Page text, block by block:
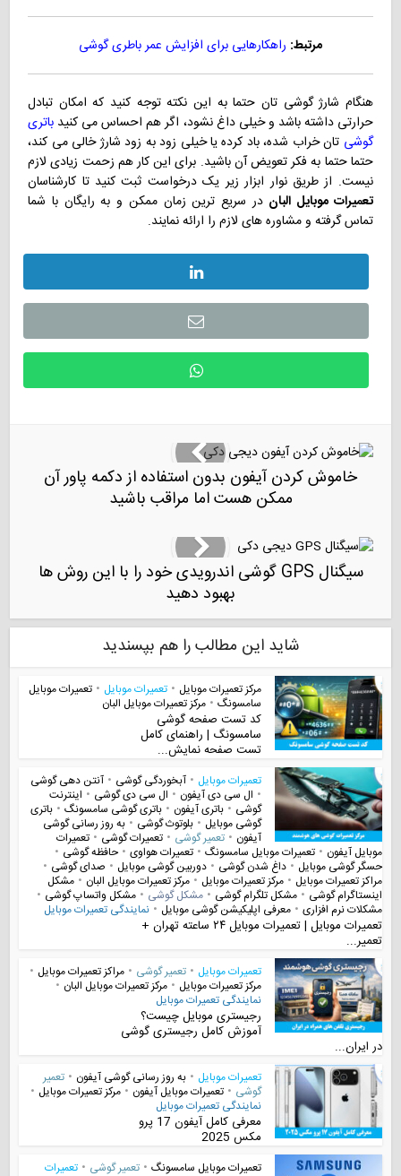
مرتبط: راهکارهایی برای افزایش عمر باطری گوشی
هنگام شارژ گوشی تان حتما به این نکته توجه کنید که امکان تبادل
حرارتی داشته باشد و خیلی داغ نشود، اگر هم احساس می کنید باتری
گوشی تان خراب شده، باد کرده یا خیلی زود به زود شارژ خالی می کند،
حتما حتما به فکر تعویض آن باشید. برای این کار هم زحمت زیادی لازم
نیست. از طریق نوار ابزار زیر یک درخواست ثبت کنید تا کارشناسان
تعمیرات موبایل البان در سریع ترین زمان ممکن و به رایگان با شما
تماس گرفته و مشاوره های لازم را ارائه نمایند.
خاموش کردن آیفون بدون استفاده از دکمه پاور آن
ممکن هست اما مراقب باشید
سیگنال GPS گوشی اندرویدی خود را با این روش ها
بهبود دهید
شاید این مطالب را هم بپسندید
مرکز تعمیرات موبایل • تعمیرات موبایل • تعمیرات موبایل
سامسونگ • مرکز تعمیرات موبایل البان
کد تست صفحه گوشی
سامسونگ | راهنمای کامل
تست صفحه نمایش...
تعمیرات موبایل • آبخوردگی گوشی • آنتن دهی گوشی
• ال سی دی آیفون • ال سی دی گوشی • اینترنت
گوشی • باتری آیفون • باتری گوشی سامسونگ • باتری
گوشی موبایل • بلوتوث گوشی • به روز رسانی گوشی
آیفون • تعمیر گوشی • تعمیرات گوشی • تعمیرات
موبایل آیفون • تعمیرات موبایل سامسونگ • تعمیرات هواوی • حافظه گوشی •
حسگر گوشی موبایل • داغ شدن گوشی • دوربین گوشی موبایل • صدای گوشی •
مراکز تعمیرات موبایل • مرکز تعمیرات موبایل • مرکز تعمیرات موبایل البان • مشکل
اینستاگرام گوشی • مشکل تلگرام گوشی • مشکل گوشی • مشکل واتساپ گوشی •
مشکلات نرم افزاری • معرفی اپلیکیشن گوشی موبایل • نمایندگی تعمیرات موبایل
تعمیرات موبایل | تعمیرات موبایل ۲۴ ساعته تهران +
تعمیر...
تعمیرات موبایل • تعمیر گوشی • مراکز تعمیرات موبایل •
مرکز تعمیرات موبایل • مرکز تعمیرات موبایل البان •
نمایندگی تعمیرات موبایل
رجیستری موبایل چیست؟
آموزش کامل رجیستری گوشی
در ایران...
تعمیرات موبایل • به روز رسانی گوشی آیفون • تعمیر
گوشی • تعمیرات موبایل آیفون • مرکز تعمیرات موبایل •
نمایندگی تعمیرات موبایل
معرفی کامل آیفون 17 پرو
مکس 2025
تعمیرات موبایل سامسونگ • تعمیر گوشی • تعمیرات